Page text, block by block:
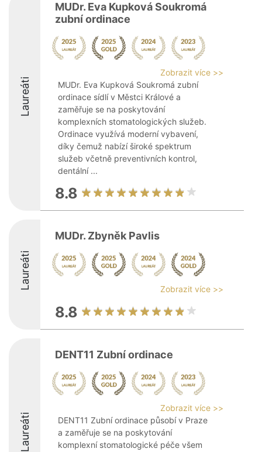
Laureáti
MUDr. Eva Kupková Soukromá
zubní ordinace
Zobrazit více >>
MUDr. Eva Kupková Soukromá zubní
ordinace sídlí v Městci Králové a
zaměřuje se na poskytování
komplexních stomatologických služeb.
Ordinace využívá moderní vybavení,
díky čemuž nabízí široké spektrum
služeb včetně preventivních kontrol,
dentální ...
8.8
Laureáti
MUDr. Zbyněk Pavlis
Zobrazit více >>
8.8
Laureáti
DENT11 Zubní ordinace
Zobrazit více >>
DENT11 Zubní ordinace působí v Praze
a zaměřuje se na poskytování
komplexní stomatologické péče všem